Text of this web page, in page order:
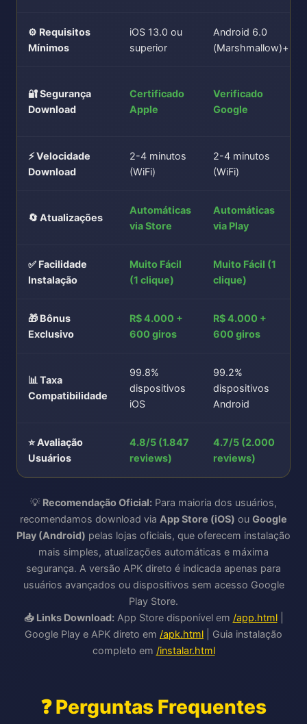
⚙️ Requisitos
Mínimos
iOS 13.0 ou
superior
Android 6.0
(Marshmallow)+
🔐 Segurança
Download
Certificado
Apple
Verificado
Google
⚡ Velocidade
Download
2-4 minutos
(WiFi)
2-4 minutos
(WiFi)
🔄 Atualizações
Automáticas
via Store
Automáticas
via Play
✅ Facilidade
Instalação
Muito Fácil
(1 clique)
Muito Fácil (1
clique)
🎁 Bônus
Exclusivo
R$ 4.000 +
600 giros
R$ 4.000 +
600 giros
📊 Taxa
Compatibilidade
99.8%
dispositivos
iOS
99.2%
dispositivos
Android
⭐ Avaliação
Usuários
4.8/5 (1.847
reviews)
4.7/5 (2.000
reviews)
💡 Recomendação Oficial: Para maioria dos usuários,
recomendamos download via App Store (iOS) ou Google
Play (Android) pelas lojas oficiais, que oferecem instalação
mais simples, atualizações automáticas e máxima
segurança. A versão APK direto é indicada apenas para
usuários avançados ou dispositivos sem acesso Google
Play Store.
📥 Links Download:App Store disponível em /app.html|
Google Play e APK direto em /apk.html | Guia instalação
completo em /instalar.html
❓ Perguntas Frequentes